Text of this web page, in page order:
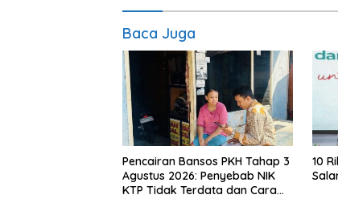
Baca Juga
Pencairan Bansos PKH Tahap 3
Agustus 2026: Penyebab NIK
KTP Tidak Terdata dan Cara
10